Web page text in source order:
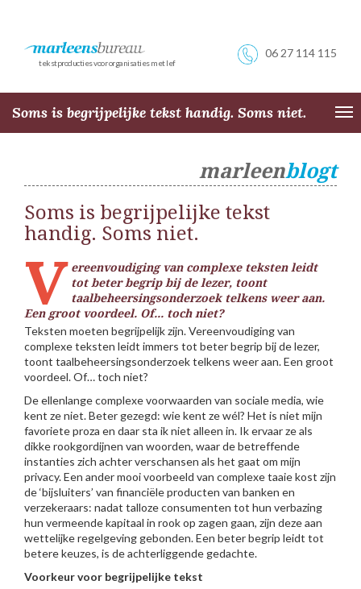
tekstproducties voor organisaties met lef
06 27 114 115
Soms is begrijpelijke tekst handig. Soms niet.
marleenblogt
Soms is begrijpelijke tekst
handig. Soms niet.
V ereenvoudiging van complexe teksten leidt
tot beter begrip bij de lezer, toont
taalbeheersingsonderzoek telkens weer aan.
Een groot voordeel. Of... toch niet?
Teksten moeten begrijpelijk zijn. Vereenvoudiging van
complexe teksten leidt immers tot beter begrip bij de lezer,
toont taalbeheersingsonderzoek telkens weer aan. Een groot
voordeel. Of… toch niet?
De ellenlange complexe voorwaarden van sociale media, wie
kent ze niet. Beter gezegd: wie kent ze wél? Het is niet mijn
favoriete proza en daar sta ik niet alleen in. Ik ervaar ze als
dikke rookgordijnen van woorden, waar de betreffende
instanties zich achter verschansen als het gaat om mijn
privacy. Een ander mooi voorbeeld van complexe taaie kost zijn
de ‘bijsluiters’ van financiële producten van banken en
verzekeraars: nadat talloze consumenten tot hun verbazing
hun vermeende kapitaal in rook op zagen gaan, zijn deze aan
wettelijke regelgeving gebonden. Een beter begrip leidt tot
betere keuzes, is de achterliggende gedachte.
Voorkeur voor begrijpelijke tekst